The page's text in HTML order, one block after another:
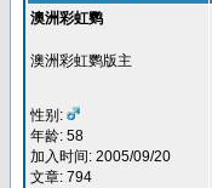
澳洲彩虹鹦
澳洲彩虹鹦版主
性别:
年龄: 58
加入时间: 2005/09/20
文章: 794